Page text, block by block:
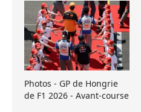
Photos - GP de Hongrie
de F1 2026 - Avant-course